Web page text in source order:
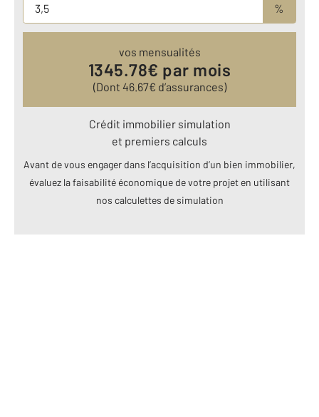
%
vos mensualités
1345.78€ par mois
(Dont 46.67€ d’assurances)
Crédit immobilier simulation
et premiers calculs
Avant de vous engager dans l’acquisition d’un bien immobilier,
évaluez la faisabilité économique de votre projet en utilisant
nos calculettes de simulation